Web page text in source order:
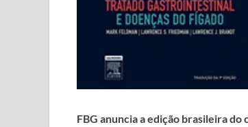
FBG anuncia a edição brasileira